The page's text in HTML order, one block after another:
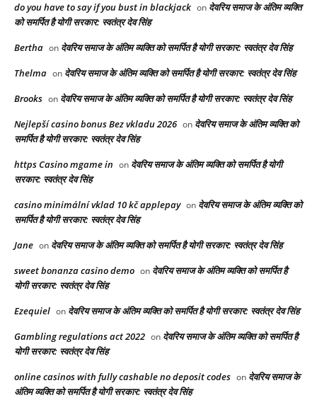
do you have to say if you bust in blackjack on देवरिय समाज के अंतिम व्यक्ति
को समर्पित है योगी सरकार: स्वतंत्र देव सिंह
Bertha on देवरिय समाज के अंतिम व्यक्ति को समर्पित है योगी सरकार: स्वतंत्र देव सिंह
Thelma on देवरिय समाज के अंतिम व्यक्ति को समर्पित है योगी सरकार: स्वतंत्र देव सिंह
Brooks on देवरिय समाज के अंतिम व्यक्ति को समर्पित है योगी सरकार: स्वतंत्र देव सिंह
Nejlepší casino bonus Bez vkladu 2026 on देवरिय समाज के अंतिम व्यक्ति को
समर्पित है योगी सरकार: स्वतंत्र देव सिंह
https Casino mgame in on देवरिय समाज के अंतिम व्यक्ति को समर्पित है योगी
सरकार: स्वतंत्र देव सिंह
casino minimální vklad 10 kč applepay on देवरिय समाज के अंतिम व्यक्ति को
समर्पित है योगी सरकार: स्वतंत्र देव सिंह
Jane on देवरिय समाज के अंतिम व्यक्ति को समर्पित है योगी सरकार: स्वतंत्र देव सिंह
sweet bonanza casino demo on देवरिय समाज के अंतिम व्यक्ति को समर्पित है
योगी सरकार: स्वतंत्र देव सिंह
Ezequiel on देवरिय समाज के अंतिम व्यक्ति को समर्पित है योगी सरकार: स्वतंत्र देव सिंह
Gambling regulations act 2022 on देवरिय समाज के अंतिम व्यक्ति को समर्पित है
योगी सरकार: स्वतंत्र देव सिंह
online casinos with fully cashable no deposit codes on देवरिय समाज के
अंतिम व्यक्ति को समर्पित है योगी सरकार: स्वतंत्र देव सिंह